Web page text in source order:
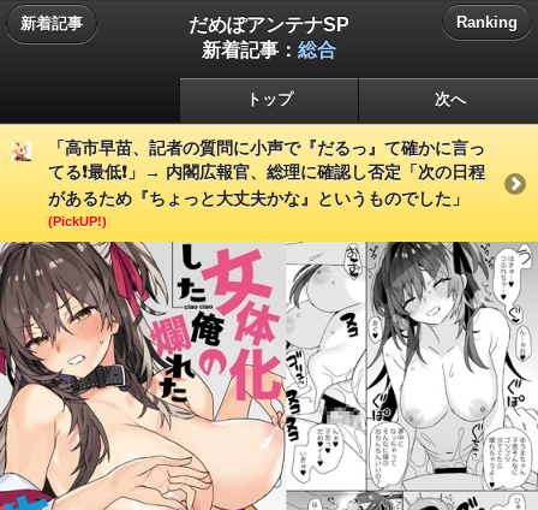
新着記事
だめぽアンテナSP
新着記事： 総合
Ranking
トップ 次へ
「高市早苗、記者の質問に小声で『だるっ』て確かに言っ
てる❗️最低❗️」→ 内閣広報官、総理に確認し否定「次の日程
があるため『ちょっと大丈夫かな』というものでした」
(PickUP!)